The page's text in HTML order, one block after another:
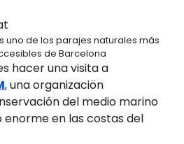
uno de los parajes naturales más
de Barcelona
hacer una visita a
, una organizaciön
del medio marino
en las costas del